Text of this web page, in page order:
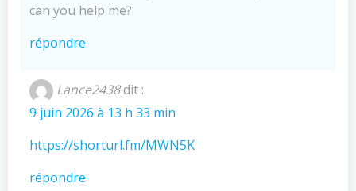
can you help me?
répondre
Lance2438dit :
9 juin 2026 à 13 h 33 min
https://shorturl.fm/MWN5K
répondre